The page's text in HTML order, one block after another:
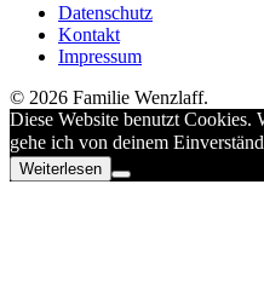
Datenschutz
Kontakt
Impressum
© 2026 Familie Wenzlaff.
Diese Website benutzt Cookies.
gehe ich von deinem
Weiterlesen